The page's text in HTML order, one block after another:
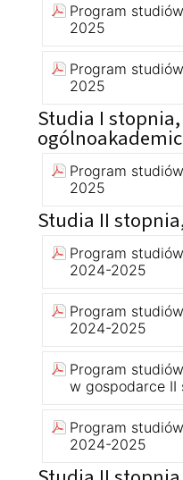
Program
2025
Program
2025
Studia I
Program
2025
Studia II
Program
2024-2025
Program
2024-2025
Program
w gospodarce
Program
2024-2025